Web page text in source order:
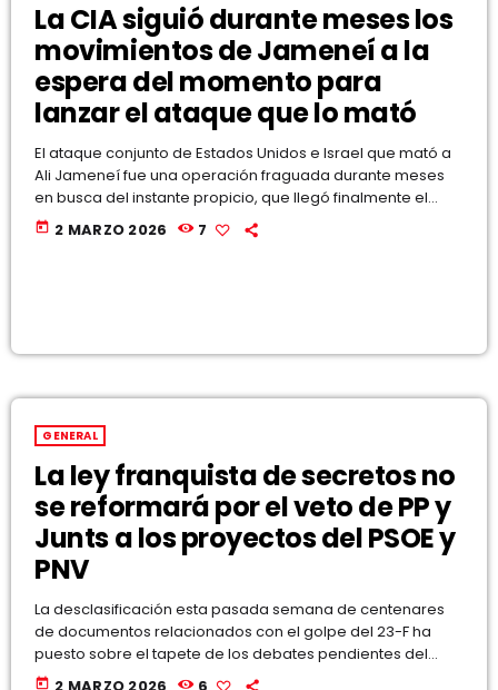
La CIA siguió durante meses los
movimientos de Jameneí a la
espera del momento para
lanzar el ataque que lo mató
El ataque conjunto de Estados Unidos e Israel que mató a
Ali Jameneí fue una operación fraguada durante meses
en busca del instante propicio, que llegó finalmente el
sábado. Seguir leyendo
today 2 MARZO 2026 7
GENERAL
La ley franquista de secretos no
se reformará por el veto de PP y
Junts a los proyectos del PSOE y
PNV
La desclasificación esta pasada semana de centenares
de documentos relacionados con el golpe del 23-F ha
puesto sobre el tapete de los debates pendientes del
Congreso la reforma de la ley franquista de secretos
today